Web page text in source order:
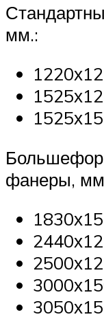
мм.:
фанеры,